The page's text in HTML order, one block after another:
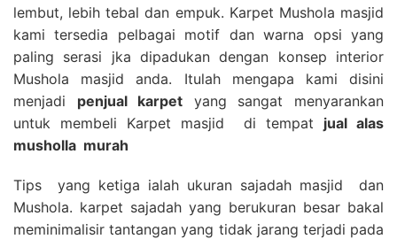
lembut, lebih tebal dan empuk. Karpet Mushola masjid
kami tersedia pelbagai motif dan warna opsi yang
paling serasi jka dipadukan dengan konsep interior
Mushola masjid anda. Itulah mengapa kami disini
menjadi penjual karpet yang sangat menyarankan
untuk membeli Karpet masjid di tempat jual alas
musholla murah
Tips yang ketiga ialah ukuran sajadah masjid dan
Mushola. karpet sajadah yang berukuran besar bakal
meminimalisir tantangan yang tidak jarang terjadi pada